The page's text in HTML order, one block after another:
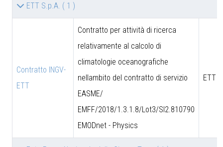
ETT S.p.A. ( 1 )
Contratto INGV-
ETT
Contratto per attività di ricerca
relativamente al calcolo di
climatologie oceanografiche
nellambito del contratto di servizio
EASME/
EMFF/2018/1.3.1.8/Lot3/SI2.810790
EMODnet - Physics
ETT